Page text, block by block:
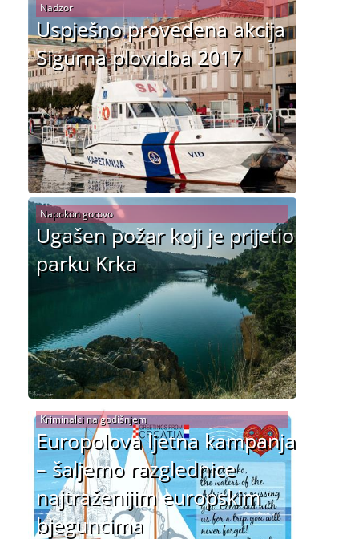
Uspješno provedena akcija
Sigurna plovidba 2017
Nadzor
Ugašen požar koji je prijetio
parku Krka
Napokon gotovo
Europolova ljetna kampanja
– šaljemo razglednice
najtraženijim europskim
bjeguncima
Kriminalci na godišnjem